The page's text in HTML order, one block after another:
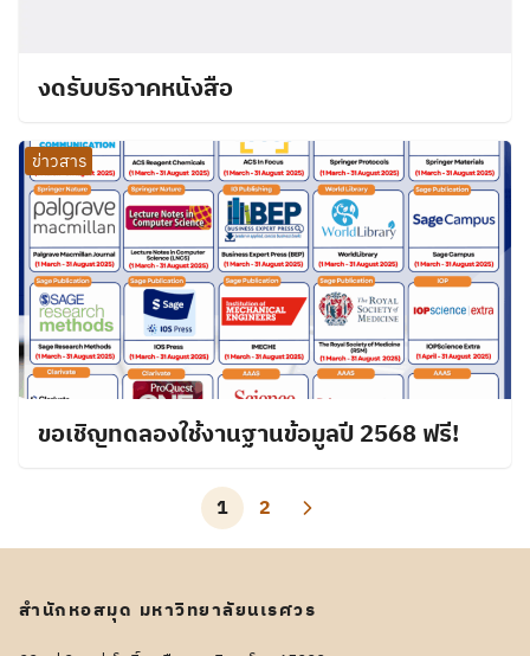
งดรับบริจาคหนังสือ
ข่าวสาร
ขอเชิญทดลองใช้งานฐานข้อมูลปี 2568 ฟรี!
1 2
สำนักหอสมุด มหาวิทยาลัยนเรศวร